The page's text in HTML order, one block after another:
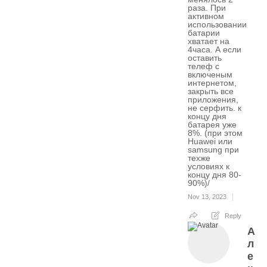
раза. При
активном
использовании
батарии
хватает на
4часа. А если
оставить
телеф с
включеным
интернетом,
закрыть все
приложения,
не серфить. к
концу дня
батарея уже
8%. (при этом
Huawei или
samsung при
техже
условиях к
концу дня 80-
90%)/
Nov 13, 2023
Reply
А
л
е